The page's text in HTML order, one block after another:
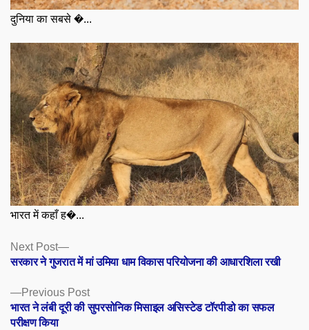
दुनिया का सबसे �...
भारत में कहाँ ह�...
Posts
navigation
Previous PostPrevious
post:
भारत ने लंबी दूरी की सुपरसोनिक मिसाइल असिस्टेड टॉरपीडो का सफल
परीक्षण किया
Next Post
Next
post:
सरकार ने गुजरात में मां उमिया धाम विकास परियोजना की आधारशिला रखी